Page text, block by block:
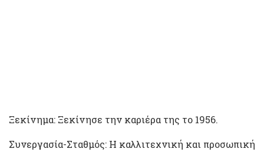
Ξεκίνημα: Ξεκίνησε την καριέρα της το 1956.
Συνεργασία-Σταθμός: Η καλλιτεχνική και προσωπική